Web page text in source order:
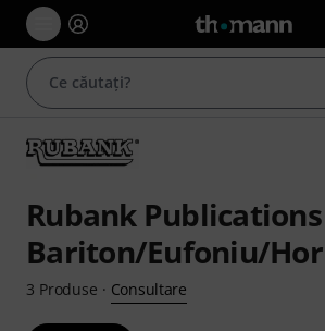
Rubank
Bariton/Eufoniu/
3 Produse · Consultare